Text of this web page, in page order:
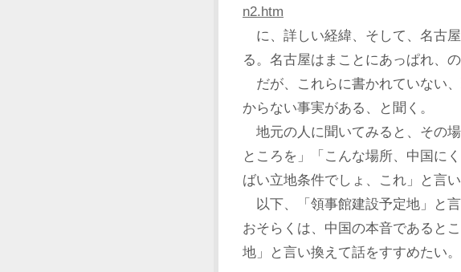
n2.htm
に、詳しい経緯、そして、名古
る。名古屋はまことにあっぱれ、の
だが、これらに書かれていない
からない事実がある、と聞く。
地元の人に聞いてみると、その
ところを」「こんな場所、中国
ばい立地条件でしょ、これ」と言
以下、「領事館建設予定地」と言
おそらくは、中国の本音であると
地」と言い換えて話をすすめたい。